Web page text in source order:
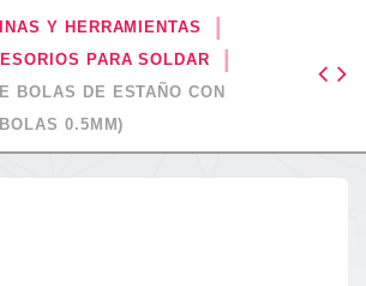
Y HERRAMIENTAS
PARA SOLDAR
BOLAS DE ESTAÑO CON
0.5MM)